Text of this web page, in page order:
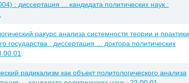
: диссертация ... кандидата политических наук :
ракурс анализа системности теории и практики
государства : диссертация ... доктора политических
радикализм как объект политологического анализа